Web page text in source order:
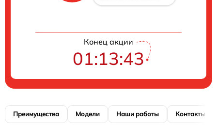
Конец акции
01:13:42
Преимущества Модели Наши работы Контакты